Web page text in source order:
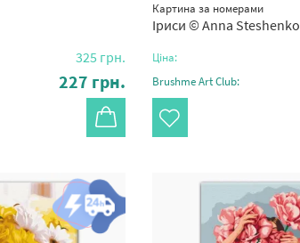
325 грн.
227 грн.
Картина за номерами
Іриси © Anna Steshenko
Ціна:
Brushme Art Club: